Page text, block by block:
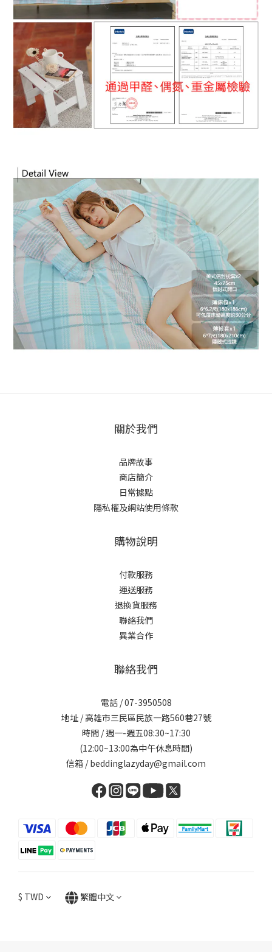
關於我們
品牌故事
商店簡介
日常據點
隱私權及網站使用條款
購物說明
付款服務
運送服務
退換貨服務
聯絡我們
異業合作
聯絡我們
電話 / 07-3950508
地址 / 高雄市三民區民族一路560巷27號
時間 / 週一-週五08:30~17:30
(12:00~13:00為中午休息時間)
信箱 / beddinglazyday@gmail.com
$ TWD 繁體中文